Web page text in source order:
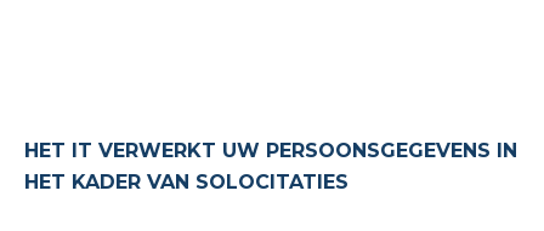
HET IT VERWERKT UW PERSOONSGEGEVENS IN
HET KADER VAN SOLOCITATIES